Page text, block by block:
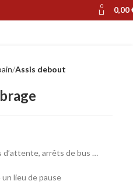
0 0,00
Assis debout
d’attente, arrêts de bus …
lieu de pause